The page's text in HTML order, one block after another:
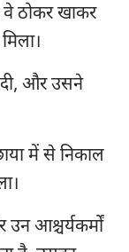
वे ठोकर खाकर
दी, और उसने
में से निकाल
आश्चर्यकर्मों